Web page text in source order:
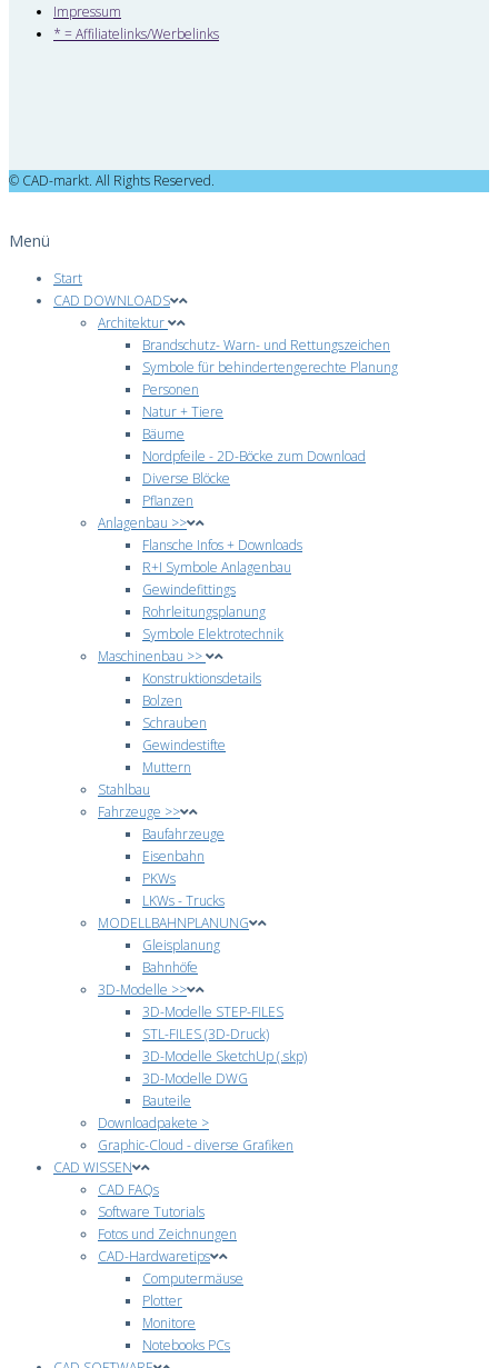
Impressum
* = Affiliatelinks/Werbelinks
© CAD-markt. All Rights Reserved.
Menü
Start
CAD DOWNLOADS
Architektur
Brandschutz- Warn- und Rettungszeichen
Symbole für behindertengerechte Planung
Personen
Natur + Tiere
Bäume
Nordpfeile - 2D-Böcke zum Download
Diverse Blöcke
Pflanzen
Anlagenbau >>
Flansche Infos + Downloads
R+I Symbole Anlagenbau
Gewindefittings
Rohrleitungsplanung
Symbole Elektrotechnik
Maschinenbau >>
Konstruktionsdetails
Bolzen
Schrauben
Gewindestifte
Muttern
Stahlbau
Fahrzeuge >>
Baufahrzeuge
Eisenbahn
PKWs
LKWs - Trucks
MODELLBAHNPLANUNG
Gleisplanung
Bahnhöfe
3D-Modelle >>
3D-Modelle STEP-FILES
STL-FILES (3D-Druck)
3D-Modelle SketchUp (.skp)
3D-Modelle DWG
Bauteile
Downloadpakete >
Graphic-Cloud - diverse Grafiken
CAD WISSEN
CAD FAQs
Software Tutorials
Fotos und Zeichnungen
CAD-Hardwaretips
Computermäuse
Plotter
Monitore
Notebooks PCs